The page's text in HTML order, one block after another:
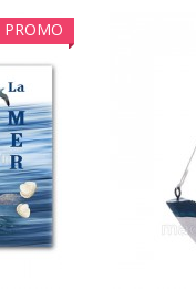
PROMO